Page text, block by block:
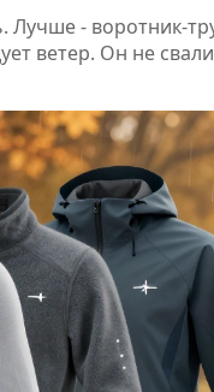
- воротник-
ветер. Он не